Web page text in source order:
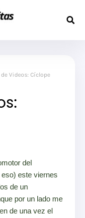
Videos: Cíclope
del
este viernes
de un
por un lado me
de una vez el